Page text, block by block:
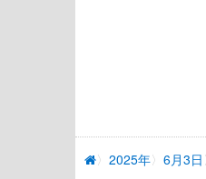
2025年 6月3日